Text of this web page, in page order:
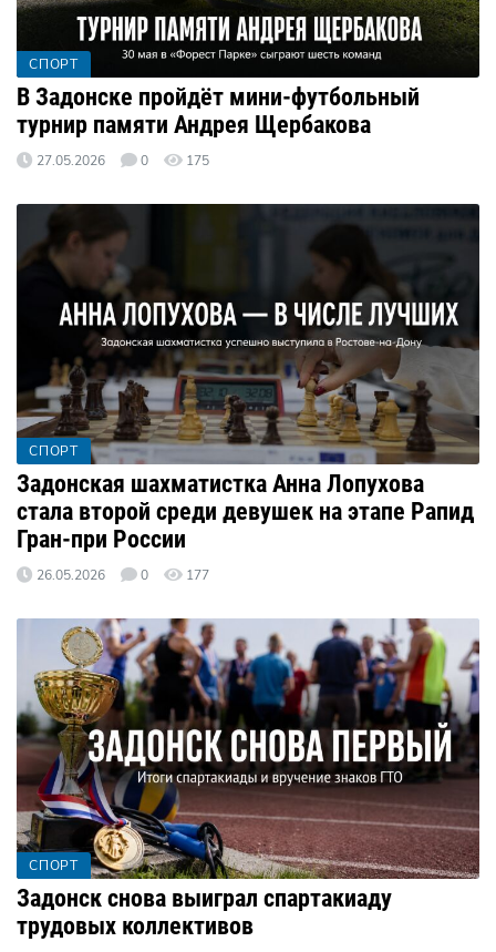
СПОРТ
В Задонске пройдёт мини-футбольный
турнир памяти Андрея Щербакова
27.05.2026 0 175
СПОРТ
Задонская шахматистка Анна Лопухова
стала второй среди девушек на этапе Рапид
Гран-при России
26.05.2026 0 177
СПОРТ
Задонск снова выиграл спартакиаду
трудовых коллективов